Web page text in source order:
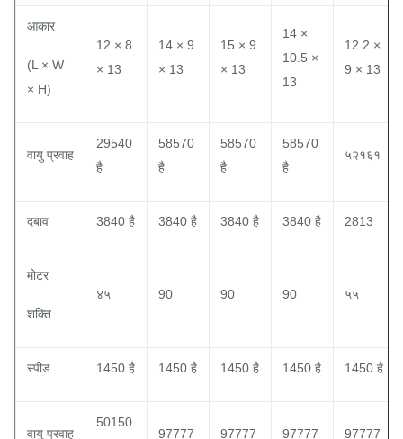
आकार
(L × W
× H)
12 × 8
× 13
14 × 9
× 13
15 × 9
× 13
14 ×
10.5 ×
13
12.2 ×
9 × 13
वायु प्रवाह
29540
है
58570
है
58570
है
58570
है
५२१६१
दबाव 3840 है 3840 है 3840 है 3840 है 2813
मोटर
शक्ति
४५ 90 90 90 ५५
स्पीड 1450 है 1450 है 1450 है 1450 है 1450 है
वायु प्रवाह
50150
97777 97777 97777 97777